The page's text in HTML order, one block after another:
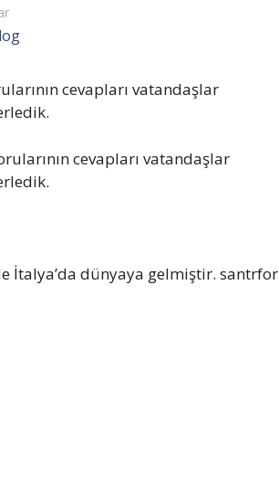
cevapları vatandaşlar
cevapları vatandaşlar
İtalya’da dünyaya gelmiştir. santrfor